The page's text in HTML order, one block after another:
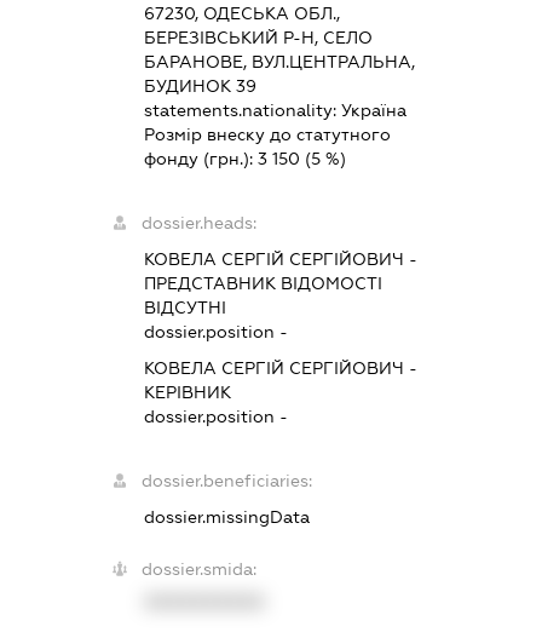
67230, ОДЕСЬКА ОБЛ.,
БЕРЕЗІВСЬКИЙ Р-Н, СЕЛО
БАРАНОВЕ, ВУЛ.ЦЕНТРАЛЬНА,
БУДИНОК 39
statements.nationality: Україна
Розмір внеску до статутного
фонду (грн.): 3 150 (5 %)
dossier.heads:
КОВЕЛА СЕРГІЙ СЕРГІЙОВИЧ -
ПРЕДСТАВНИК ВІДОМОСТІ
ВІДСУТНІ
dossier.position -
КОВЕЛА СЕРГІЙ СЕРГІЙОВИЧ -
КЕРІВНИК
dossier.position -
dossier.beneficiaries:
dossier.missingData
dossier.smida: